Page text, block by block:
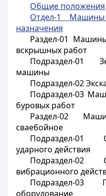
Общие положения
Отдел-1
назначения
Раздел-01
вскрышных работ
Подраздел-01
машины
Подраздел-02
Подраздел-03
буровых работ
Раздел-02
сваебойное
Подраздел-01
ударного действия
Подраздел-02
вибрационного
Подраздел-
оборудование